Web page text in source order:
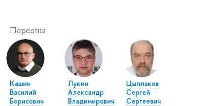
Персоны
Кашин
Василий
Борисович
Лукин
Александр
Владимирович
Цыплаков
Сергей
Сергеевич